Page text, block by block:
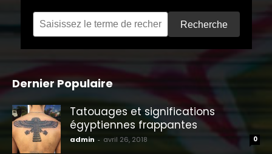
Recherche
Dernier Populaire
Tatouages ​​et significations
égyptiennes frappantes
admin - avril 26, 2018 0